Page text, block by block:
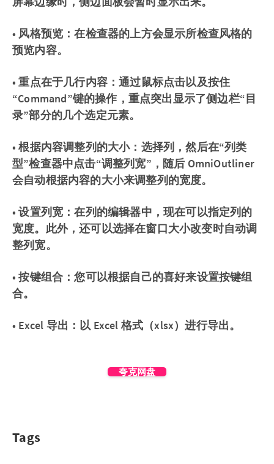
• 风格预览：在检查器的上方会显示所检查风格的
预览内容。
• 重点在于几行内容：通过鼠标点击以及按住
“Command”键的操作，重点突出显示了侧边栏“目
录”部分的几个选定元素。
• 根据内容调整列的大小：选择列，然后在“列类
型”检查器中点击“调整列宽”，随后 OmniOutliner
会自动根据内容的大小来调整列的宽度。
• 设置列宽：在列的编辑器中，现在可以指定列的
宽度。此外，还可以选择在窗口大小改变时自动调
整列宽。
• 按键组合：您可以根据自己的喜好来设置按键组
合。
• Excel 导出：以 Excel 格式（xlsx）进行导出。
夸克网盘
Tags